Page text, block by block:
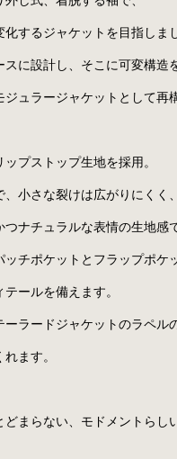
するジャケットを目指しま
に設計し、そこに可変構造
ュラージャケットとして再
プストップ生地を採用。
小さな裂けは広がりにくく
ナチュラルな表情の生地感
チポケットとフラップポケ
ールを備えます。
ラードジャケットのラペル
ます。
まらない、モドメントらし